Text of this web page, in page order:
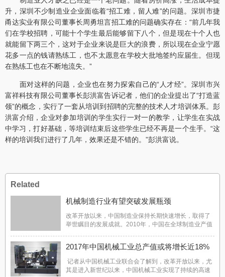
升，深圳不少制造业企业面临着“招工难，留人难”的问题。深圳市捷
甬达实业有限公司董事长周勇坦言招工难的问题确实存在：“前几年我
们在学校招聘，可能十个学生最后能够留下八个，但是现在十个人也
就能留下两三个，这对于企业来说是巨大的浪费，所以现在企业宁愿
花多一点的钱请熟练工，也不太愿意在学校大批地签约应届生。但现
在熟练工也在不断地流失。”
面对这样的问题，企业也在努力探索自己的“人才经”。深圳市兴
富祥科技有限公司董事长彭洪富告诉记者，他们的企业提出了“打造蓝
领”的概念，实行了一套从培训到招聘的完整的技术人才培训体系。彭
洪富介绍，企业对参加培训的学生实行一对一的教学，让学生在实战
中学习，打好基础，等培训结束后这些学生已经不再是一个生手。“这
样的培训我们进行了几年，效果还是不错的。”彭洪富说。
Related
机械制造行业有望突破发展瓶颈
改革开放以来，中国制造业保持长期快速增长，取得了
举世瞩目的发展成就。2010年，中国在全球制造业产值
制造业第一大国。 次贷危机以后，全世界均认识
到，强大的制造业是一国经济和社会稳定的根本性保
障。 ...
2017年中国机械工业总产值或将增长近18%
记者从中国机械工业联合会了解到，改革开放以来，尤
其是进入新世纪以来，中国机械工业实现了持续的高速